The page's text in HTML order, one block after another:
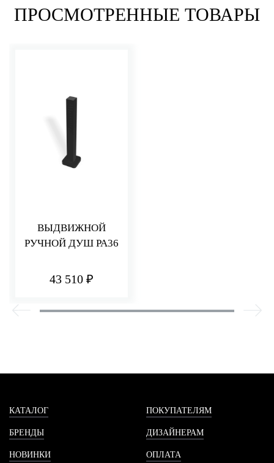
ПРОСМОТРЕННЫЕ ТОВАРЫ
ВЫДВИЖНОЙ
РУЧНОЙ ДУШ PA36
43 510 ₽
КАТАЛОГ
БРЕНДЫ
НОВИНКИ
ПОКУПАТЕЛЯМ
ДИЗАЙНЕРАМ
ОПЛАТА